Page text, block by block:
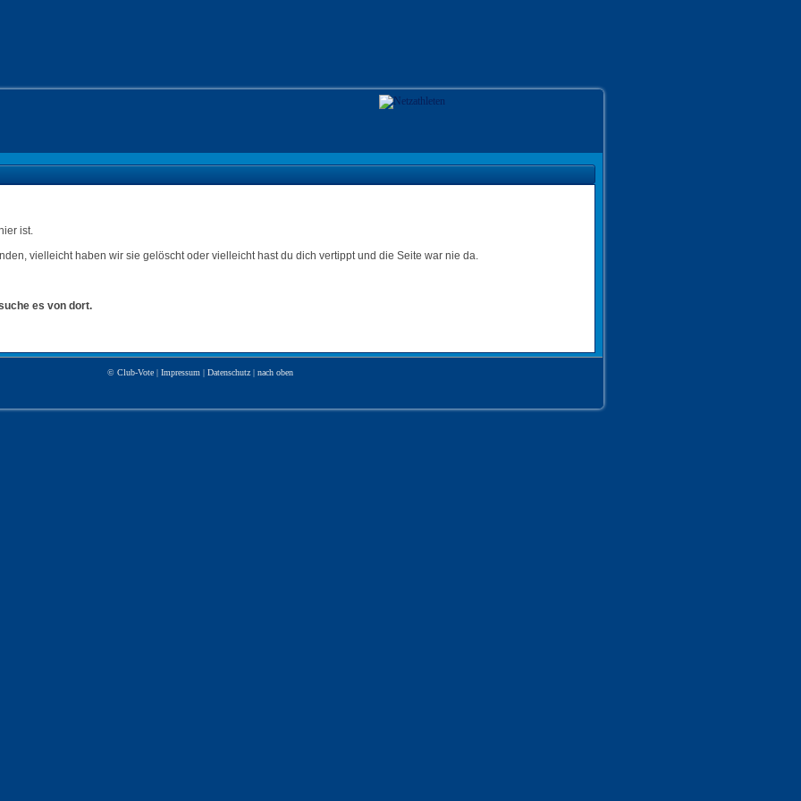
ist.
vielleicht haben wir sie gelöscht oder vielleicht hast du dich vertippt und die Seite war nie da.
es von dort.
© Club-Vote | Impressum | Datenschutz | nach oben